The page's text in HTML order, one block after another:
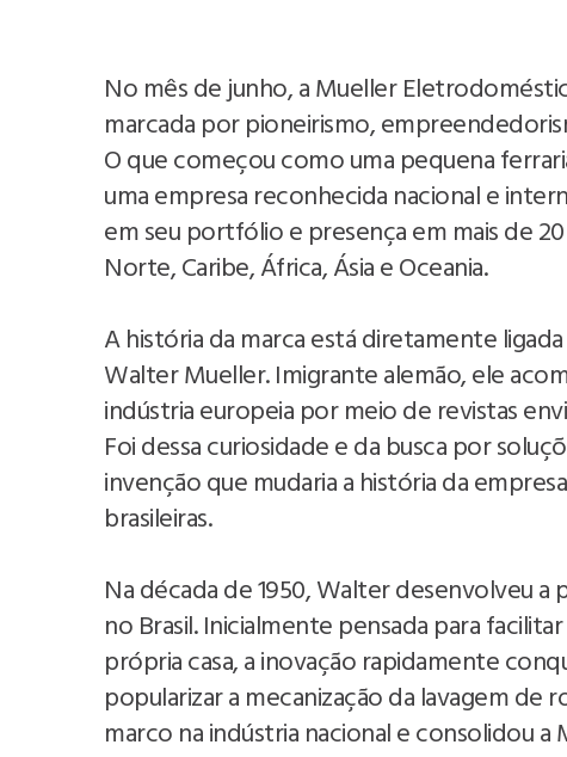
No mês de junho, a Mueller
marcada por pioneirismo,
O que começou como uma pequena
uma empresa reconhecida nacional e
em seu portfólio e presença em mais de
Norte, Caribe, África, Ásia e Oceania.
A história da marca está diretamente
Walter Mueller. Imigrante alemão, ele
indústria europeia por meio de revistas
Foi dessa curiosidade e da busca por
invenção que mudaria a história da
brasileiras.
Na década de 1950, Walter desenvolveu
no Brasil. Inicialmente pensada para
própria casa, a inovação rapidamente
popularizar a mecanização da lavagem
marco na indústria nacional e consolidou